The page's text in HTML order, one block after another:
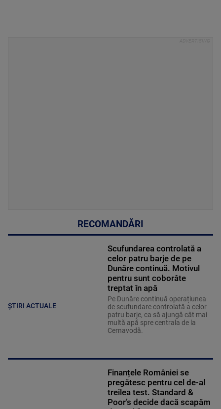
RECOMANDĂRI
ȘTIRI ACTUALE
Scufundarea controlată a
celor patru barje de pe
Dunăre continuă. Motivul
pentru sunt coborâte
treptat în apă
Pe Dunăre continuă operațiunea
de scufundare controlată a celor
patru barje, ca să ajungă cât mai
multă apă spre centrala de la
Cernavodă.
Finanțele României se
pregătesc pentru cel de-al
treilea test. Standard &
Poor’s decide dacă scapăm